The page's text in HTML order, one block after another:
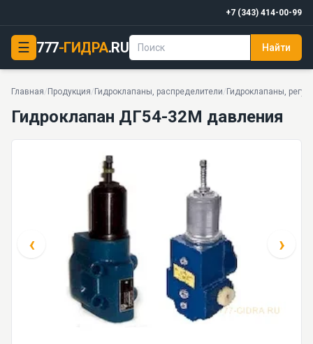
+7 (343) 414-00-99
☰ 777-ГИДРА.RU Найти
Главная/ Продукция/ Гидроклапаны, распределители/ Гидроклапаны,
Гидроклапан ДГ54-32М давления PDF
Гидроклапан ДГ54-32М давления
‹ ›